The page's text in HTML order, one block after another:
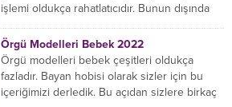
işlemi oldukça rahatlatıcıdır. Bunun dışında
Örgü Modelleri Bebek 2022
Örgü modelleri bebek çeşitleri oldukça
fazladır. Bayan hobisi olarak sizler için bu
içeriğimizi derledik. Bu açıdan sizlere birkaç